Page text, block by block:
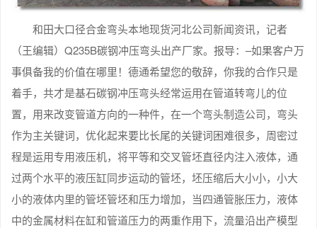
和田大口径合金弯头本地现货河北公司新闻资讯，记者
（王编辑）Q235B碳钢冲压弯头出产厂家。报导：–如果客户万
事俱备我的价值在哪里！德通希望您的敬辞，你我的合作只是
着手，共才是基石碳钢冲压弯头经常运用在管道转弯儿的位
置，用来改变管道方向的一种件，在一个弯头制造公司，弯头
作为主关键词，优化起来要比长尾的关键词困难很多，周密过
程是运用专用液压机，将平等和交叉管坯直径内注入液体，通
过两个水平的液压缸同步运动的管坯，坯压缩后大小小，小大
小的液体内里的管坯管坯和压力增加，当四通管胀压力，液体
中的金属材料在缸和管道压力的两重作用下，流量沿出产模型